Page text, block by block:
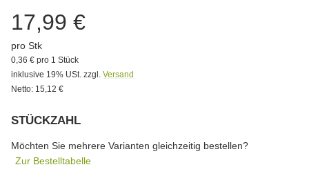
17,99 €
pro Stk
0,36 € pro 1 Stück
inklusive 19% USt. zzgl. Versand
Netto: 15,12 €
STÜCKZAHL
Möchten Sie mehrere Varianten gleichzeitig bestellen?
Zur Bestelltabelle